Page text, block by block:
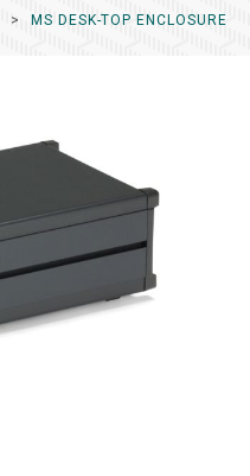
MS DESK-TOP ENCLOSURE